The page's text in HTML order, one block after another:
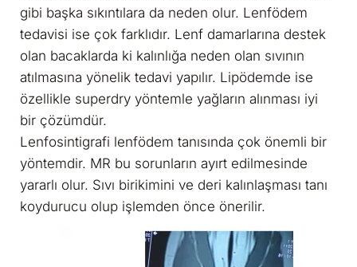
gibi başka sıkıntılara da neden olur. Lenfödem
tedavisi ise çok farklıdır. Lenf damarlarına destek
olan bacaklarda ki kalınlığa neden olan sıvının
atılmasına yönelik tedavi yapılır. Lipödemde ise
özellikle superdry yöntemle yağların alınması iyi
bir çözümdür.
Lenfosintigrafi lenfödem tanısında çok önemli bir
yöntemdir. MR bu sorunların ayırt edilmesinde
yararlı olur. Sıvı birikimini ve deri kalınlaşması tanı
koydurucu olup işlemden önce önerilir.